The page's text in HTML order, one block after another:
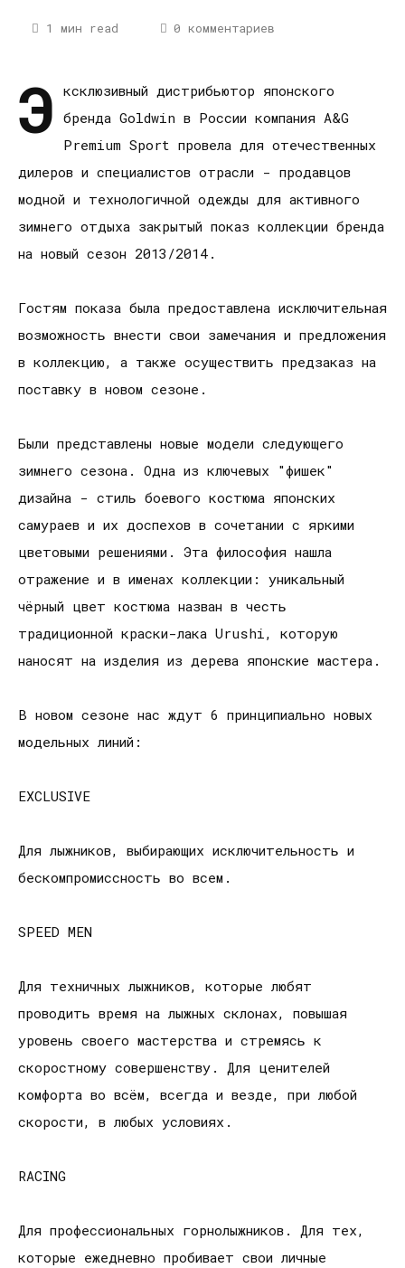
1 мин read 0 комментариев
Э ксклюзивный дистрибьютор японского
бренда Goldwin в России компания A&G
Premium Sport провела для отечественных
дилеров и специалистов отрасли - продавцов
модной и технологичной одежды для активного
зимнего отдыха закрытый показ коллекции бренда
на новый сезон 2013/2014.
Гостям показа была предоставлена исключительная
возможность внести свои замечания и предложения
в коллекцию, а также осуществить предзаказ на
поставку в новом сезоне.
Были представлены новые модели следующего
зимнего сезона. Одна из ключевых "фишек"
дизайна - стиль боевого костюма японских
самураев и их доспехов в сочетании с яркими
цветовыми решениями. Эта философия нашла
отражение и в именах коллекции: уникальный
чёрный цвет костюма назван в честь
традиционной краски-лака Urushi, которую
наносят на изделия из дерева японские мастера.
В новом сезоне нас ждут 6 принципиально новых
модельных линий:
EXCLUSIVE
Для лыжников, выбирающих исключительность и
бескомпромиссность во всем.
SPEED MEN
Для техничных лыжников, которые любят
проводить время на лыжных склонах, повышая
уровень своего мастерства и стремясь к
скоростному совершенству. Для ценителей
комфорта во всём, всегда и везде, при любой
скорости, в любых условиях.
RACING
Для профессиональных горнолыжников. Для тех,
которые ежедневно пробивает свои личные